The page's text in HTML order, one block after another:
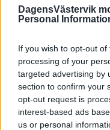
DagensVästervik
Personal
If you wish to opt-out
processing of your
targeted advertising by
section to confirm your
opt-out request is
interest-based ads
us or personal
månatlig DVV-
nedan och därefter
stödprenumeration.
till
Vi är mycket glada
vara oberoende